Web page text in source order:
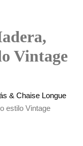
Vintage
& Chaise Longue
estilo Vintage